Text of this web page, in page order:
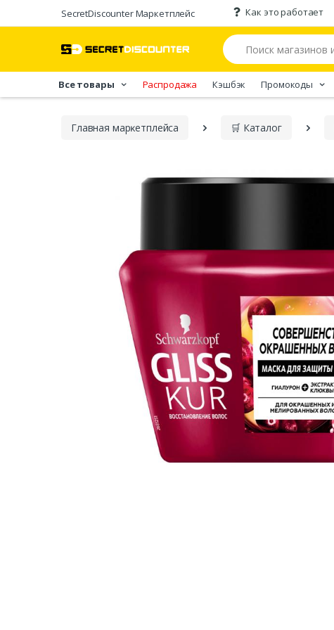
SecretDiscounter Маркетплейс Как это работает
Все товары Распродажа Кэшбэк Промокоды
Главная марĸетплейса 🛒 Каталог